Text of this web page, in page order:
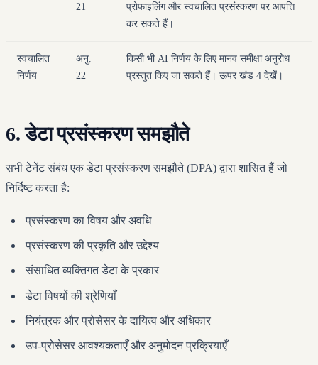
21
प्रोफाइलिंग और स्वचालित प्रसंस्करण पर आपत्ति
कर सकते हैं।
स्वचालित
निर्णय
अनु.
22
किसी भी AI निर्णय के लिए मानव समीक्षा अनुरोध
प्रस्तुत किए जा सकते हैं। ऊपर खंड 4 देखें।
6. डेटा प्रसंस्करण समझौते
सभी टेनेंट संबंध एक डेटा प्रसंस्करण समझौते (DPA) द्वारा शासित हैं जो
निर्दिष्ट करता है:
प्रसंस्करण का विषय और अवधि
प्रसंस्करण की प्रकृति और उद्देश्य
संसाधित व्यक्तिगत डेटा के प्रकार
डेटा विषयों की श्रेणियाँ
नियंत्रक और प्रोसेसर के दायित्व और अधिकार
उप-प्रोसेसर आवश्यकताएँ और अनुमोदन प्रक्रियाएँ